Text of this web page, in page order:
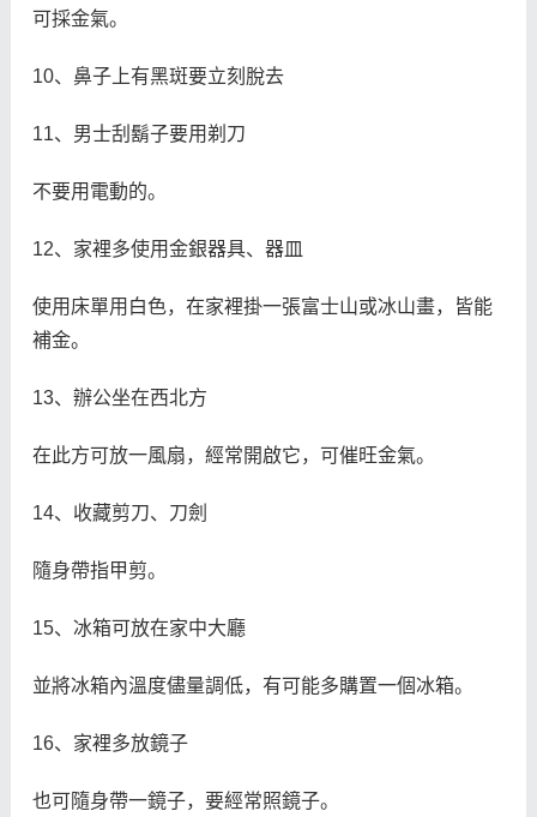
可採金氣。
10、鼻子上有黑斑要立刻脫去
11、男士刮鬍子要用剃刀
不要用電動的。
12、家裡多使用金銀器具、器皿
使用床單用白色，在家裡掛一張富士山或冰山畫，皆能
補金。
13、辦公坐在西北方
在此方可放一風扇，經常開啟它，可催旺金氣。
14、收藏剪刀、刀劍
隨身帶指甲剪。
15、冰箱可放在家中大廳
並將冰箱內溫度儘量調低，有可能多購置一個冰箱。
16、家裡多放鏡子
也可隨身帶一鏡子，要經常照鏡子。